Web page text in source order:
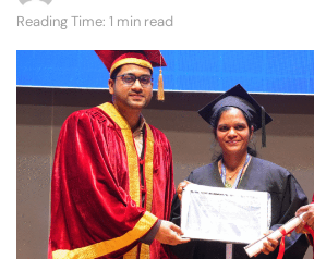
Reading Time: 1 min read